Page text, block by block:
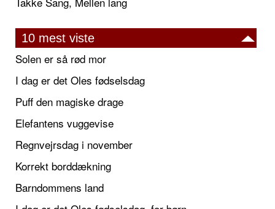
10 mest viste
Solen er så rød mor
I dag er det Oles fødselsdag
Puff den magiske drage
Elefantens vuggevise
Regnvejrsdag i november
Korrekt borddækning
Barndommens land